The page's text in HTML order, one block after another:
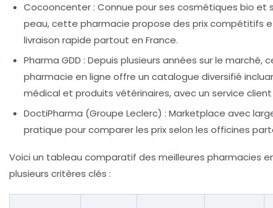
Cocooncenter: Connue pour ses cosmétiques bio et
peau, cette pharmacie propose des prix compétitifs
livraison rapide partout en France.
Pharma GDD : Depuis plusieurs années sur le marché,
pharmacie en ligne offre un catalogue diversifié
médical et produits vétérinaires, avec un service
DoctiPharma (Groupe Leclerc) : Marketplace avec
pratique pour comparer les prix selon les officines
Voici un tableau comparatif des meilleures pharmacies
plusieurs critères clés :